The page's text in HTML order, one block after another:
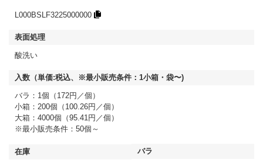
L000BSLF3225000000
酸洗い
バラ：1個（172円／個）
小箱：200個（100.26円／個）
大箱：4000個（95.41円／個）
※最小販売条件：50個～